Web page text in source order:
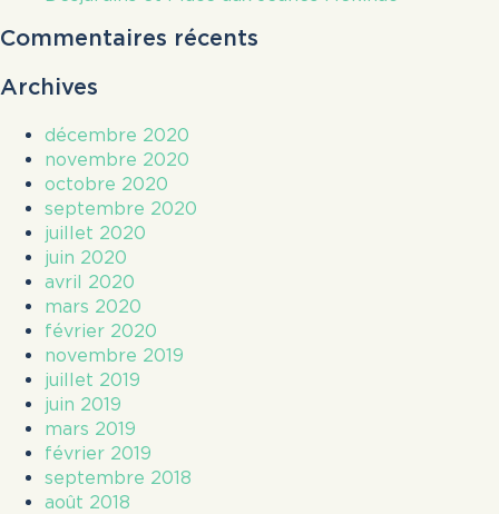
Commentaires récents
Archives
décembre 2020
novembre 2020
octobre 2020
septembre 2020
juillet 2020
juin 2020
avril 2020
mars 2020
février 2020
novembre 2019
juillet 2019
juin 2019
mars 2019
février 2019
septembre 2018
août 2018